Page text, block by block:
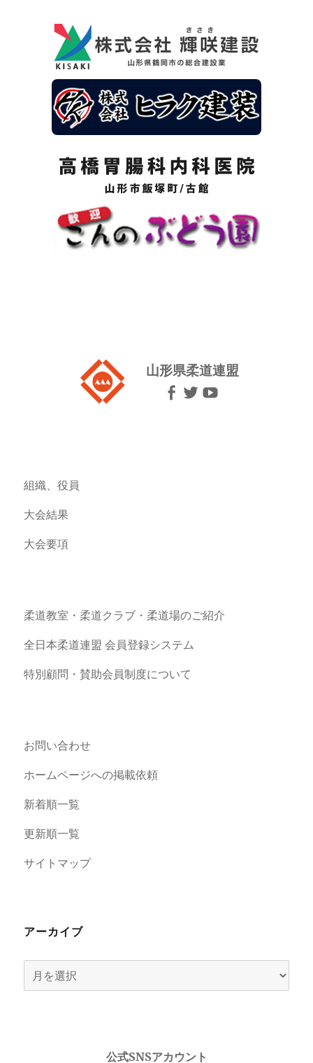
山形県柔道連盟
組織、役員
大会結果
大会要項
柔道教室・柔道クラブ・柔道場のご紹介
全日本柔道連盟 会員登録システム
特別顧問・賛助会員制度について
お問い合わせ
ホームページへの掲載依頼
新着順一覧
更新順一覧
サイトマップ
アーカイブ
ー
公式SNSアカウント